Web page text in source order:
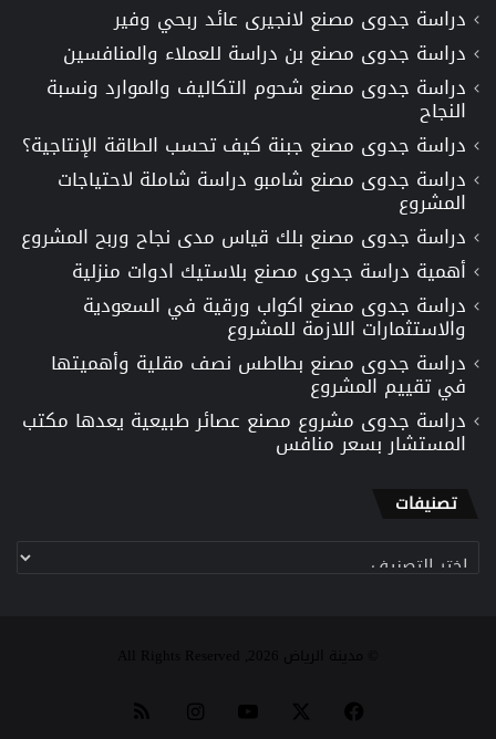
دراسة جدوى مصنع لانجيرى عائد ربحي وفير
دراسة جدوى مصنع بن دراسة للعملاء والمنافسين
دراسة جدوى مصنع شحوم التكاليف والموارد ونسبة
النجاح
دراسة جدوى مصنع جبنة كيف تحسب الطاقة الإنتاجية؟
دراسة جدوى مصنع شامبو دراسة شاملة لاحتياجات
المشروع
دراسة جدوى مصنع بلك قياس مدى نجاح وربح المشروع
أهمية دراسة جدوى مصنع بلاستيك ادوات منزلية
دراسة جدوى مصنع اكواب ورقية في السعودية
والاستثمارات اللازمة للمشروع
دراسة جدوى مصنع بطاطس نصف مقلية وأهميتها
في تقييم المشروع
دراسة جدوى مشروع مصنع عصائر طبيعية يعدها مكتب
المستشار بسعر منافس
تصنيفات
تصنيفات
© مدينة الرياض 2026, All Rights Reserved
فيسبوك ‫YouTube انستقرام